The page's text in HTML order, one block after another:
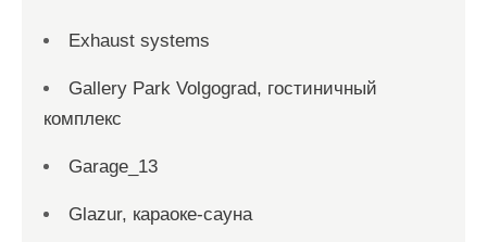
Exhaust systems
Gallery Park Volgograd, гостиничный
комплекс
Garage_13
Glazur, караоке-сауна